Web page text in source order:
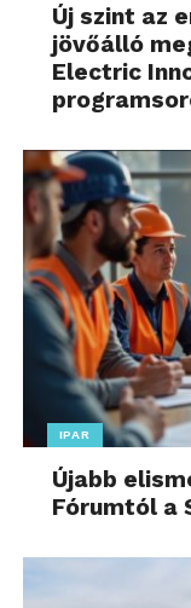
Új szint az
jövőálló
Electric
IPAR
Újabb
Fórumtól a